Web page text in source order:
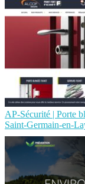
AP-Sécurité | Porte
Saint-Germain-en-